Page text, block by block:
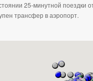
25-минутной поездки
трансфер в аэропорт.